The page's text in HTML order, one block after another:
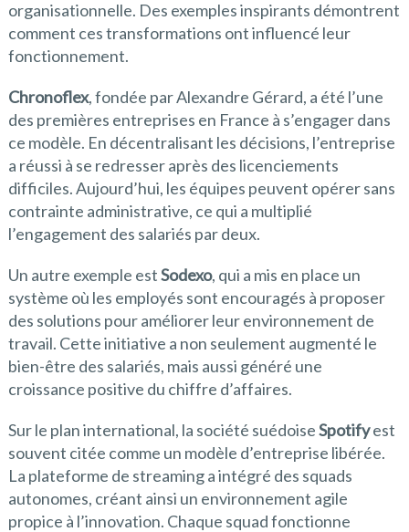
organisationnelle. Des exemples inspirants démontrent
comment ces transformations ont influencé leur
fonctionnement.
Chronoflex, fondée par Alexandre Gérard, a été l’une
des premières entreprises en France à s’engager dans
ce modèle. En décentralisant les décisions, l’entreprise
a réussi à se redresser après des licenciements
difficiles. Aujourd’hui, les équipes peuvent opérer sans
contrainte administrative, ce qui a multiplié
l’engagement des salariés par deux.
Un autre exemple estSodexo, qui a mis en place un
système où les employés sont encouragés à proposer
des solutions pour améliorer leur environnement de
travail. Cette initiative a non seulement augmenté le
bien-être des salariés, mais aussi généré une
croissance positive du chiffre d’affaires.
Sur le plan international, la société suédoiseSpotifyest
souvent citée comme un modèle d’entreprise libérée.
La plateforme de streaming a intégré des squads
autonomes, créant ainsi un environnement agile
propice à l’innovation. Chaque squad fonctionne